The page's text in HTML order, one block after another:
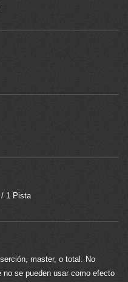
/ 1 Pista
master, o total. No
se pueden usar como efecto